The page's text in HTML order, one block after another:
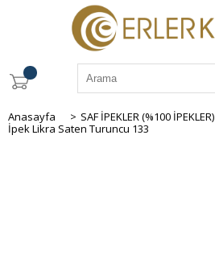
Anasayfa > SAF İPEKLER (%100 İPEKLER)
İpek Likra Saten Turuncu 133